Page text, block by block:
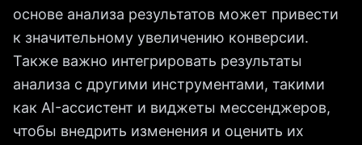
основе анализа результатов может привести
к значительному увеличению конверсии.
Также важно интегрировать результаты
анализа с другими инструментами, такими
как AI-ассистент и виджеты мессенджеров,
чтобы внедрить изменения и оценить их